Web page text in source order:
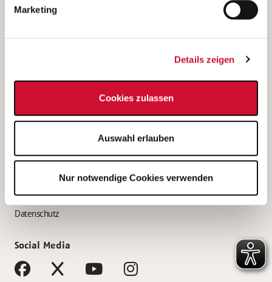
Marketing
Details zeigen
Cookies zulassen
Auswahl erlauben
Nur notwendige Cookies verwenden
Bewerbung als Altenpflegehelfer*in
Bewerbung als Erzieher*in
AWO Gliederungen nach Bundesland
Impressum
Datenschutz
Social Media